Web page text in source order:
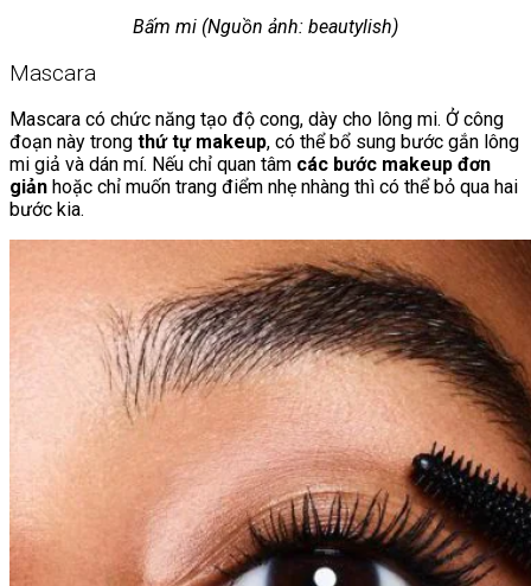
Bấm mi (Nguồn ảnh: beautylish)
Mascara
Mascara có chức năng tạo độ cong, dày cho lông mi. Ở công
đoạn này trong thứ tự makeup, có thể bổ sung bước gắn lông
mi giả và dán mí. Nếu chỉ quan tâm các bước makeup đơn
giản hoặc chỉ muốn trang điểm nhẹ nhàng thì có thể bỏ qua hai
bước kia.